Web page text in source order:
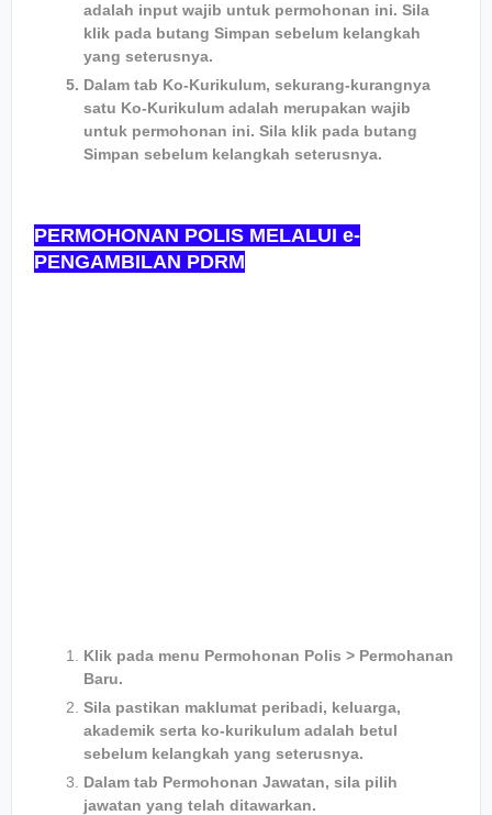
adalah input wajib untuk permohonan ini. Sila
klik pada butang Simpan sebelum kelangkah
yang seterusnya.
Dalam tab Ko-Kurikulum, sekurang-kurangnya
satu Ko-Kurikulum adalah merupakan wajib
untuk permohonan ini. Sila klik pada butang
Simpan sebelum kelangkah seterusnya.
PERMOHONAN POLIS MELALUI e-
PENGAMBILAN PDRM
Klik pada menu Permohonan Polis > Permohanan
Baru.
Sila pastikan maklumat peribadi, keluarga,
akademik serta ko-kurikulum adalah betul
sebelum kelangkah yang seterusnya.
Dalam tab Permohonan Jawatan, sila pilih
jawatan yang telah ditawarkan.